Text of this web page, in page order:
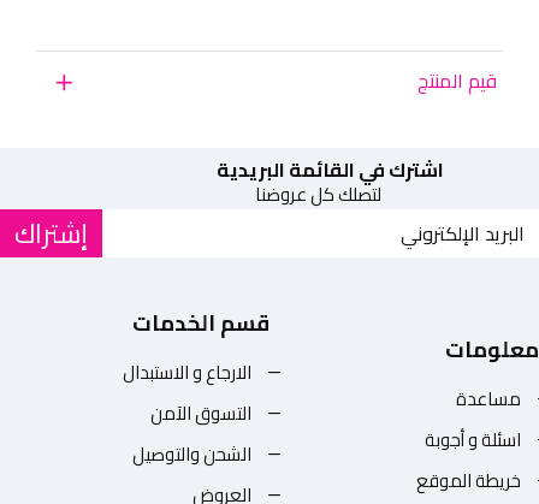
قيم المنتج
اشترك في القائمة البريدية
لتصلك كل عروضنا
إشتراك
معلومات
مساعدة
اسئلة و أجوبة
خريطة الموقع
قسم الخدمات
الارجاع و الاستبدال
التسوق الآمن
الشحن والتوصيل
العروض